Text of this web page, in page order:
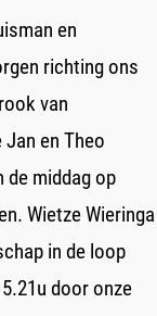
en
richting ons
van
en Theo
de middag op
Wietze Wieringa
in de loop
door onze